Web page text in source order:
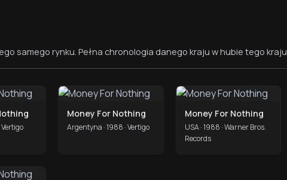
samego rynku. Pełna chronologia danego kraju w hubie tego kraju.
Vertigo
Money For Nothing
Argentyna · 1988 · Vertigo
Money For Nothing
USA · 1988 · Warner Bros.
Records